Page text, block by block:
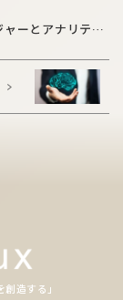
ーとアナリティ
創造する」